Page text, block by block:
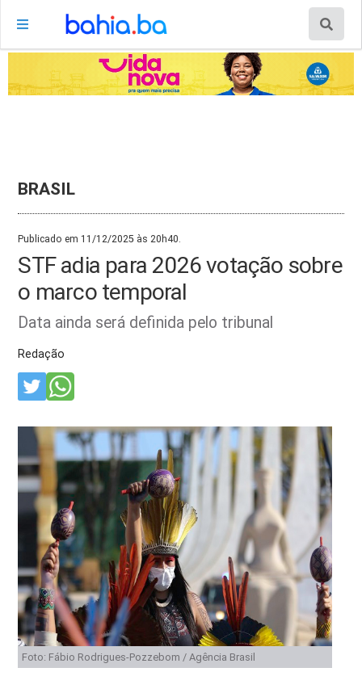
BRASIL
Publicado em 11/12/2025 às 20h40.
STF adia para 2026 votação sobre
o marco temporal
Data ainda será definida pelo tribunal
Redação
Foto: Fábio Rodrigues-Pozzebom / Agência Brasil